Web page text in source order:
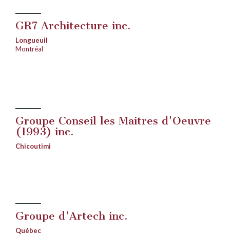
GR7 Architecture inc.
Longueuil
Montréal
Groupe Conseil les Maitres d'Oeuvre
(1993) inc.
Chicoutimi
Groupe d'Artech inc.
Québec